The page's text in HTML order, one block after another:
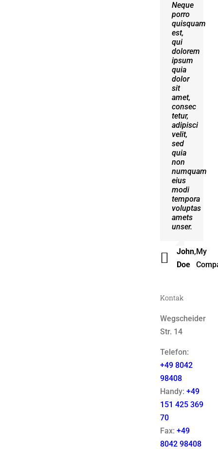
Neque
porro
quisquam
est,
qui
dolorem
ipsum
quia
dolor
sit
amet,
consec
tetur,
adipisci
velit,
sed
quia
non
numquam
eius
modi
tempora
voluptas
amets
unser.
John
Doe
, My
Aliquam
erat
volutpat.
Quisque
at est
id
ligula
facilisis
laoreet
eget
pulvinar
nibh.
Suspendisse
at
ultrices
dui.
Curabitur
ac
felis
arcu
sadips
ipsums
fugiats
nemis.
Beck
Kontak
Wegscheider
Str. 14
Telefon:
+49 8042
98408
Handy: +49
151 425 369
70
Fax: +49
8042 98408